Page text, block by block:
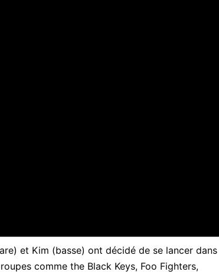
et Kim (basse) ont décidé de se lancer dans
comme the Black Keys, Foo Fighters,